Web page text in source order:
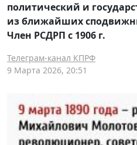
политический и
из ближайших
Член РСДРП с 1906 г.
Телеграм-канал КПРФ
9 Марта 2026, 20:51